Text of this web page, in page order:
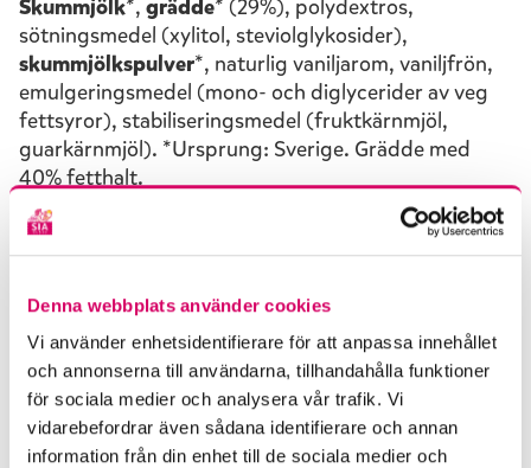
Denna webbplats använder cookies
Vi använder enhetsidentifierare för att anpassa innehållet
och annonserna till användarna, tillhandahålla funktioner
för sociala medier och analysera vår trafik. Vi
vidarebefordrar även sådana identifierare och annan
information från din enhet till de sociala medier och
Skummjölk*, grädde* (29%), polydextros,
sötningsmedel (xylitol, steviolglykosider),
skummjölkspulver*, naturlig vaniljarom, vaniljfrön,
emulgeringsmedel (mono- och diglycerideravveg
fettsyror), stabiliseringsmedel (fruktkärnmjöl,
guarkärnmjöl). *Ursprung: Sverige. Grädde med
40% fetthalt.
Informationen på din förpackning gäller och är alltid
korrekt uppdaterad med produktens innehåll.
Läs mer om vår glass utan tillsatt socker
Köp nu